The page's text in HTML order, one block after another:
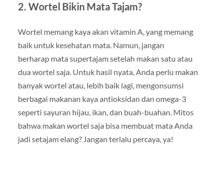
2. Wortel Bikin Mata Tajam?
Wortel memang kaya akan vitamin A, yang memang
baik untuk kesehatan mata. Namun, jangan
berharap mata supertajam setelah makan satu atau
dua wortel saja. Untuk hasil nyata, Anda perlu makan
banyak wortel atau, lebih baik lagi, mengonsumsi
berbagai makanan kaya antioksidan dan omega-3
seperti sayuran hijau, ikan, dan buah-buahan. Mitos
bahwa makan wortel saja bisa membuat mata Anda
jadi setajam elang? Jangan terlalu percaya, ya!